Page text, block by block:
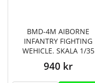
BMD-4M AIBORNE
INFANTRY FIGHTING
WEHICLE. SKALA 1/35
940 kr